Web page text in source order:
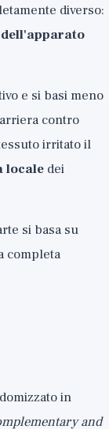
diverso:
e si basi meno
contro
irritato il
locale dei
si basa su
completa
in
and